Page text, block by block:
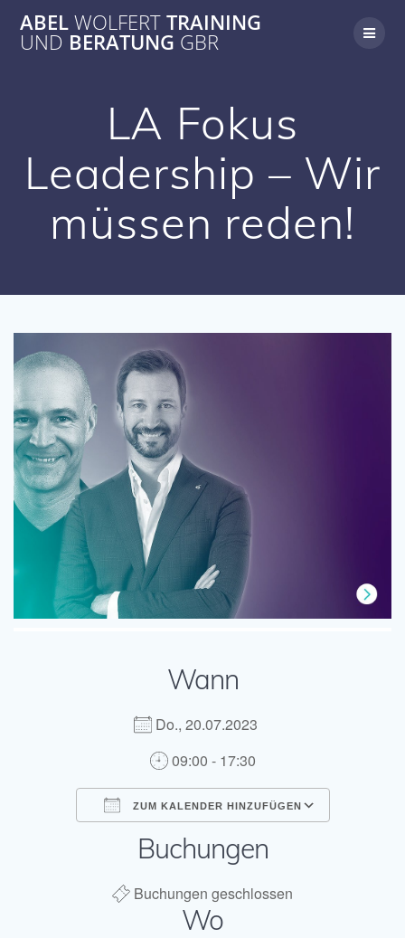
Inhalt
springen
ABELWOLFERTTRAINING
UND BERATUNG GBR
LA Fokus
Leadership – Wir
müssen reden!
Wann
Do., 20.07.2023
09:00 - 17:30
ZUM KALENDER HINZUFÜGEN
ICS herunterladen
Buchungen
Buchungen geschlossen
Wo